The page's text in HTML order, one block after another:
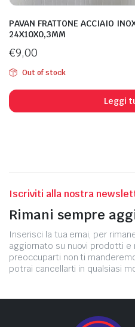
PAVAN FRATTONE ACCIAIO
24X10X0,3MM
€9,00
Out of stock
Leggi
Iscriviti alla nostra
Rimani sempre
Inserisci la tua emai, per
aggiornato su nuovi prodotti e
preoccuparti non ti
potrai cancellarti in qualsiasi